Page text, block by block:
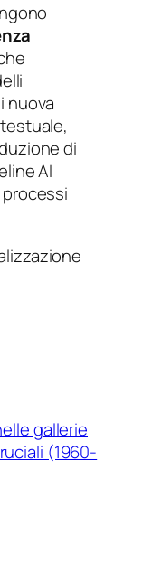
nuova
di
AI
gallerie
(1960-